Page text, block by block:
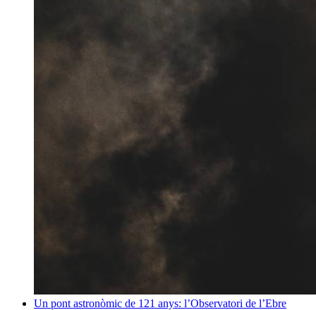
Un pont astronòmic de 121 anys: l’Observatori de l’Ebre